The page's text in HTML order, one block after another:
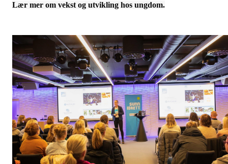
Lær mer om vekst og utvikling hos ungdom.